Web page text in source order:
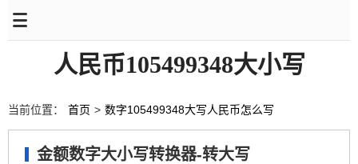
人民币105499348大小写
当前位置： 首页 > 数字105499348大写人民币怎么写
金额数字大小写转换器-转大写